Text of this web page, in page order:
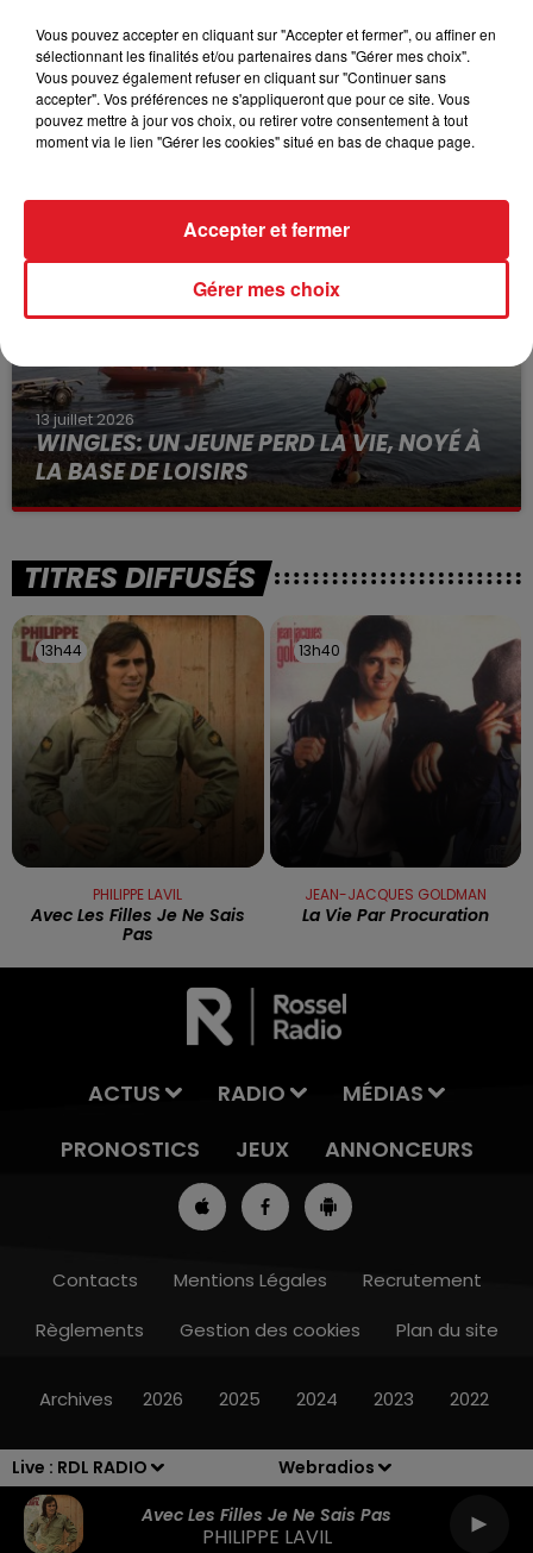
Live : RDL RADIO
Webradios
Avec Les Filles Je Ne Sais Pas
PHILIPPE LAVIL
8h00 - 10h00
15 juillet 2026
BÉTHUNE: ENQUÊTE POUR HOMICIDE
Selon les premiers éléments, le logement servait
à des prostituées
13 juillet 2026
WINGLES: UN JEUNE PERD LA VIE, NOYÉ À
LA BASE DE LOISIRS
La victime a coulé à pic
TITRES DIFFUSÉS
13h44
13h44
PHILIPPE LAVIL
Avec Les Filles Je Ne Sais
Pas
13h40
13h40
JEAN-JACQUES GOLDMAN
La Vie Par Procuration
ACTUS RADIO
MÉDIAS
PRONOSTICS
JEUX ANNONCEURS
Contacts Mentions Légales
Recrutement
Règlements
Gestion des cookies Plan du site
Archives 2026 2025 2024 2023 2022
Vous pouvez accepter en cliquant sur "Accepter et fermer", ou affiner en
sélectionnant les finalités et/ou partenaires dans "Gérer mes choix".
Vous pouvez également refuser en cliquant sur "Continuer sans
accepter". Vos préférences ne s'appliqueront que pour ce site. Vous
pouvez mettre à jour vos choix, ou retirer votre consentement à tout
moment via le lien "Gérer les cookies" situé en bas de chaque page.
Gérer mes choix
Accepter et fermer